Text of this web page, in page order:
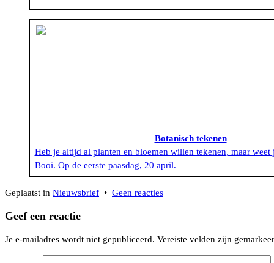
Botanisch tekenen
Heb je altijd al planten en bloemen willen tekenen, maar
Booi. Op de eerste paasdag, 20 april.
Geplaatst in Nieuwsbrief • Geen reactiesop
Geef een reactie
Je e-mailadres wordt niet gepubliceerd. Vereiste velden zijn